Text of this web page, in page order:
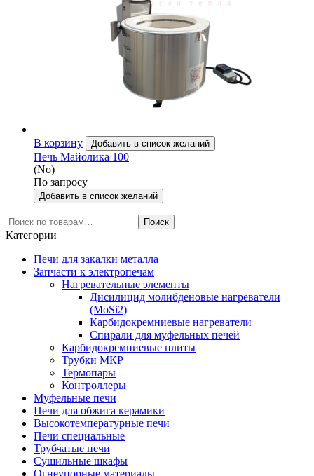
В корзину Добавить в список желаний
Печь Майолика 100
(No)
По запросу
Добавить в список желаний
Искать: Поиск
Категории
Печи для закалки металла
Запчасти к электропечам
Нагревательные элементы
Дисилицид молибденовые нагреватели
(MoSi2)
Карбидокремниевые нагреватели
Спирали для муфельных печей
Карбидокремниевые плиты
Трубки МКР
Термопары
Контроллеры
Муфельные печи
Печи для обжига керамики
Высокотемпературные печи
Печи специальные
Трубчатые печи
Сушильные шкафы